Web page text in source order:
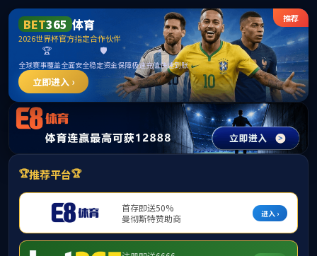
威廉希尔中文网站_WilliamHill官网
招标公告
当前您的位置：首页>招标公告